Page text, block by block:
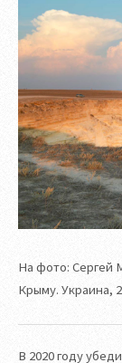
На фото: Сергей
Крыму. Украина,
В 2020 году